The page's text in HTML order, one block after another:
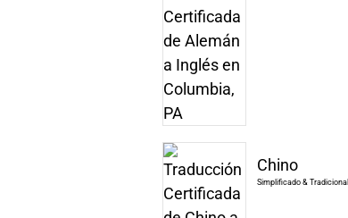
Chino
Simplificado & Tradicional